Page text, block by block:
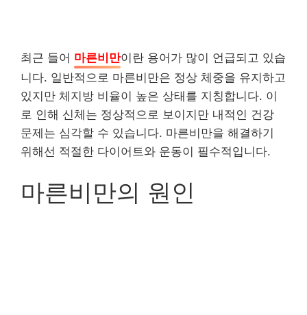
최근 들어 마른비만이란 용어가 많이 언급되고 있습
니다. 일반적으로 마른비만은 정상 체중을 유지하고
있지만 체지방 비율이 높은 상태를 지칭합니다. 이
로 인해 신체는 정상적으로 보이지만 내적인 건강
문제는 심각할 수 있습니다. 마른비만을 해결하기
위해선 적절한 다이어트와 운동이 필수적입니다.
마른비만의 원인